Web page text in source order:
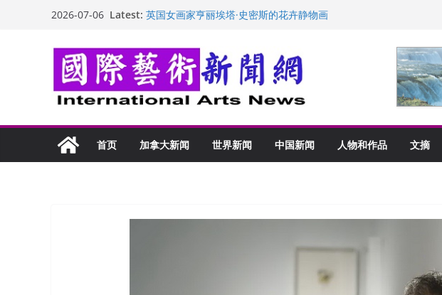
2026-07-06 Latest: 英国女画家亨丽埃塔·史密斯的花卉静物画
苏方 ：“字”得其乐
“梵心”归处：一场展览 连着攀枝花的千里乡愁
首页 加拿大新闻 世界新闻 中国新闻 人物和作品 文摘